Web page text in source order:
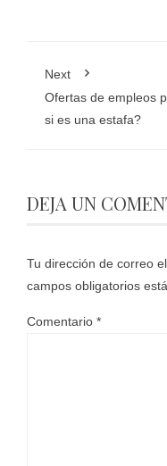
Next
Ofertas de empleos
si es una estafa?
DEJA UN
Tu dirección de correo
campos obligatorios
Comentario *